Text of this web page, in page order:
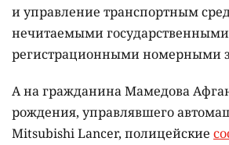
и управление транспортным
нечитаемыми государственными
регистрационными номерными
А на гражданина Мамедова
рождения, управлявшего
Mitsubishi Lancer, полицейские